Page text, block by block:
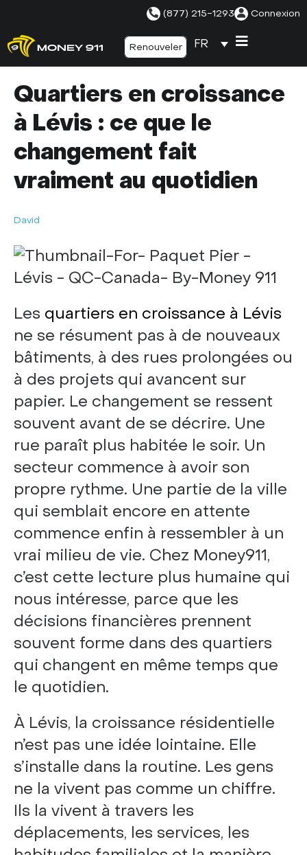
(877) 215-1293 Connexion
Renouveler FR
Quartiers en croissance
à Lévis : ce que le
changement fait
vraiment au quotidien
David
Les quartiers en croissance à Lévis
ne se résument pas à de nouveaux
bâtiments, à des rues prolongées ou
à des projets qui avancent sur
papier. Le changement se ressent
souvent avant de se décrire. Une
rue paraît plus habitée le soir. Un
secteur commence à avoir son
propre rythme. Une partie de la ville
qui semblait encore en attente
commence enfin à ressembler à un
vrai milieu de vie. Chez Money911,
c’est cette lecture plus humaine qui
nous intéresse, parce que les
décisions financières prennent
souvent forme dans des quartiers
qui changent en même temps que
le quotidien.
À Lévis, la croissance résidentielle
n’est pas une idée lointaine. Elle
s’installe dans la routine. Les gens
ne la vivent pas comme un chiffre.
Ils la vivent à travers les
déplacements, les services, les